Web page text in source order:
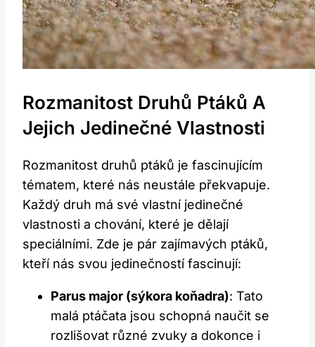
Rozmanitost Druhů Ptáků A
Jejich Jedinečné Vlastnosti
Rozmanitost druhů ptáků je fascinujícím
tématem, které nás neustále překvapuje.
Každý druh má své vlastní jedinečné
vlastnosti a chování, které je dělají
speciálními. Zde je pár zajímavých ptáků,
kteří nás svou jedinečností fascinují:
Parus major (sýkora koňadra): Tato
malá ptáčata jsou schopná naučit se
rozlišovat různé zvuky a dokonce i